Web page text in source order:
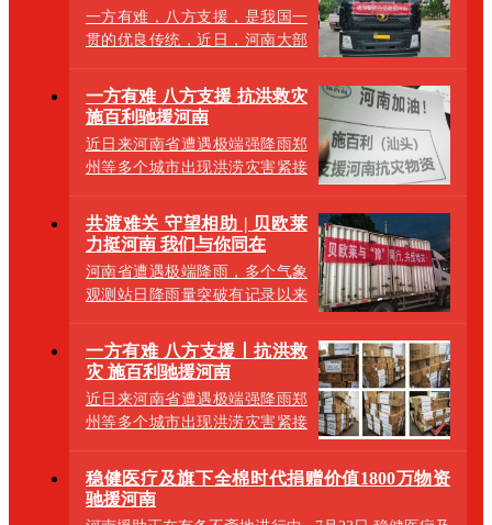
一方有难，八方支援，是我国一
贯的优良传统，近日，河南大部
涝灾害，突如
一方有难 八方支援 抗洪救灾
施百利驰援河南
近日来河南省遭遇极端强降雨郑
州等多个城市出现洪涝灾害紧接
限，多个
共渡难关 守望相助 | 贝欧莱
力挺河南 我们与你同在
河南省遭遇极端降雨，多个气象
观测站日降雨量突破有记录以来
遇，郑州全
一方有难 八方支援丨抗洪救
灾 施百利驰援河南
近日来河南省遭遇极端强降雨郑
州等多个城市出现洪涝灾害紧接
限，多个
稳健医疗及旗下全棉时代捐赠价值1800万物资
驰援河南